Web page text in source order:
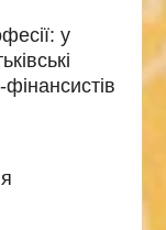
у